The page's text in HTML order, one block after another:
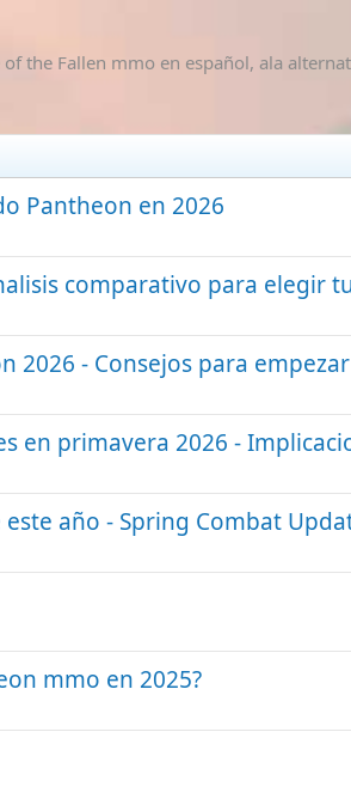
the Fallen mmo en español, ala
Pantheon en 2026
comparativo para elegir
2026 - Consejos para
en primavera 2026 -
año - Spring Combat
mmo en 2025?